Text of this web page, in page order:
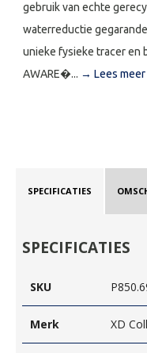
gebruik van echte
waterreductie
unieke fysieke tracer en
AWARE�... → Lees meer
SPECIFICATIES
SPECIFICATIES
SKU
Merk XD